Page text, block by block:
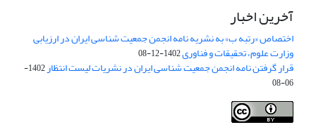
آخرین اخبار
اختصاص «رتبه ب» به نشریه نامه انجمن جمعیت شناسی ایران در ارزیابی
وزارت علوم، تحقیقات و فناوری1402-12-08
قرار گرفتن نامه انجمن جمعیت شناسی ایران در نشریات لیست انتظار
1402-
06-08